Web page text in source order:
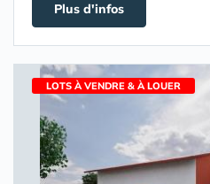
Plus d'infos
LOTS À VENDRE & À LOUER